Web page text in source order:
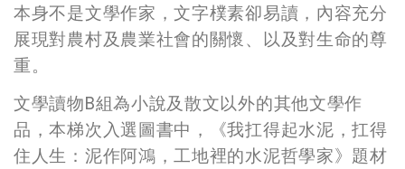
本身不是文學作家，文字樸素卻易讀，內容充分
展現對農村及農業社會的關懷、以及對生命的尊
重。
文學讀物B組為小說及散文以外的其他文學作
品，本梯次入選圖書中，《我扛得起水泥，扛得
住人生：泥作阿鴻，工地裡的水泥哲學家》題材